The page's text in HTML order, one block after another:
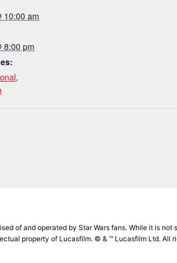
10:00 am
8:00 pm
,
of and operated by Star Wars fans. While it is
property of Lucasfilm. © & ™ Lucasfilm Ltd. All